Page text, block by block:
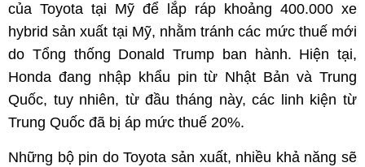
của Toyota tại Mỹ để lắp ráp khoảng 400.000 xe
hybrid sản xuất tại Mỹ, nhằm tránh các mức thuế mới
do Tổng thống Donald Trump ban hành. Hiện tại,
Honda đang nhập khẩu pin từ Nhật Bản và Trung
Quốc, tuy nhiên, từ đầu tháng này, các linh kiện từ
Trung Quốc đã bị áp mức thuế 20%.
Những bộ pin do Toyota sản xuất, nhiều khả năng sẽ